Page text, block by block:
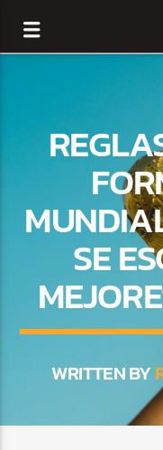
TITLE
SE
WRITTEN BY